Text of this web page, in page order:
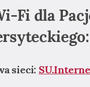
Fi dla
sieci: